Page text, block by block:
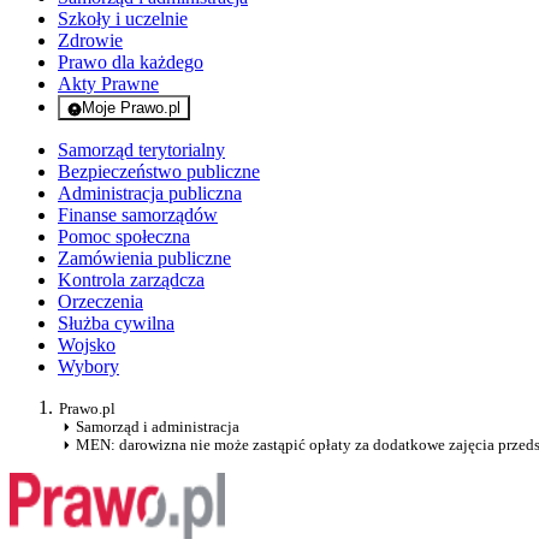
Szkoły i uczelnie
Zdrowie
Prawo dla każdego
Akty Prawne
Moje Prawo.pl
- rejestracja i logowanie do serwisu
Samorząd terytorialny
Bezpieczeństwo publiczne
Administracja publiczna
Finanse samorządów
Pomoc społeczna
Zamówienia publiczne
Kontrola zarządcza
Orzeczenia
Służba cywilna
Wojsko
Wybory
Prawo.pl
Samorząd i administracja
MEN: darowizna nie może zastąpić opłaty za dodatkowe zajęcia